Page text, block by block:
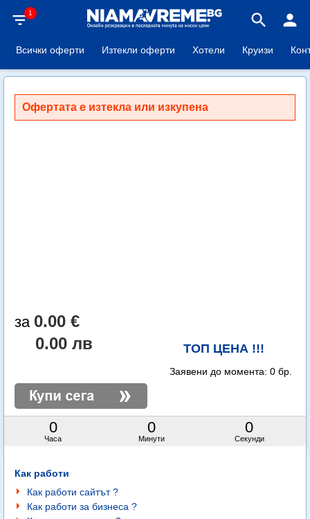
filter_list1 search person
Всички оферти Изтекли оферти Хотели Круизи
Офертата е изтекла или изкупена
0.00 €
0.00 лв
ТОП ЦЕНА !!!
0
Часа
0
Минути
0
Секунди
Заявени до момента: 0 бр.
Как работи
Как работи сайтът ?
Как работи за бизнеса ?